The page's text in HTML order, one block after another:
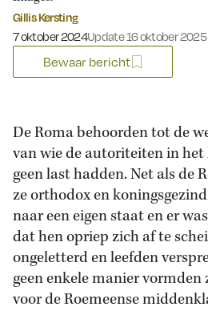
Gillis Kersting
Gepubliceerd op:
7 oktober 2024Update 16 oktober 2025
Bewaar bericht
De Roma behoorden tot de
van wie de autoriteiten in
geen last hadden. Net als de
ze orthodox en
naar een eigen staat en er
dat hen opriep zich af te
ongeletterd en leefden
geen enkele manier vormden
voor de Roemeense